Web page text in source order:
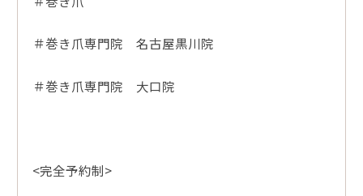
＃巻き爪専門院 名古屋黒川院
＃巻き爪専門院 大口院
<完全予約制>